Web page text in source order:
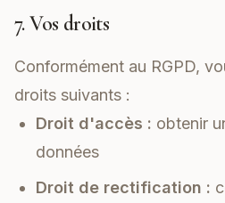
7. Vos droits
Conformément au RGPD,
droits suivants :
Droit d'accès : obtenir
données
Droit de rectification :